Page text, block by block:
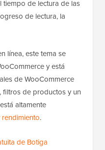
tiempo de lectura de las
de lectura, la
línea, este tema se
y está
de WooCommerce
de productos y un
altamente
.
de Botiga